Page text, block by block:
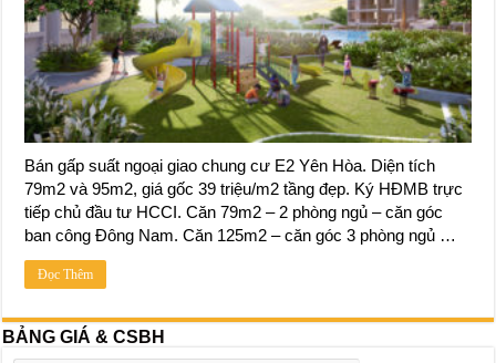
Bán gấp suất ngoại giao chung cư E2 Yên Hòa. Diện tích
79m2 và 95m2, giá gốc 39 triệu/m2 tầng đẹp. Ký HĐMB trực
tiếp chủ đầu tư HCCI. Căn 79m2 – 2 phòng ngủ – căn góc
ban công Đông Nam. Căn 125m2 – căn góc 3 phòng ngủ …
Đọc Thêm
BẢNG GIÁ & CSBH